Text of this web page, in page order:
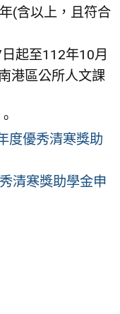
(含以上，且符合
起至112年10月
港區公所人文課
度優秀清寒獎助
清寒獎助學金申